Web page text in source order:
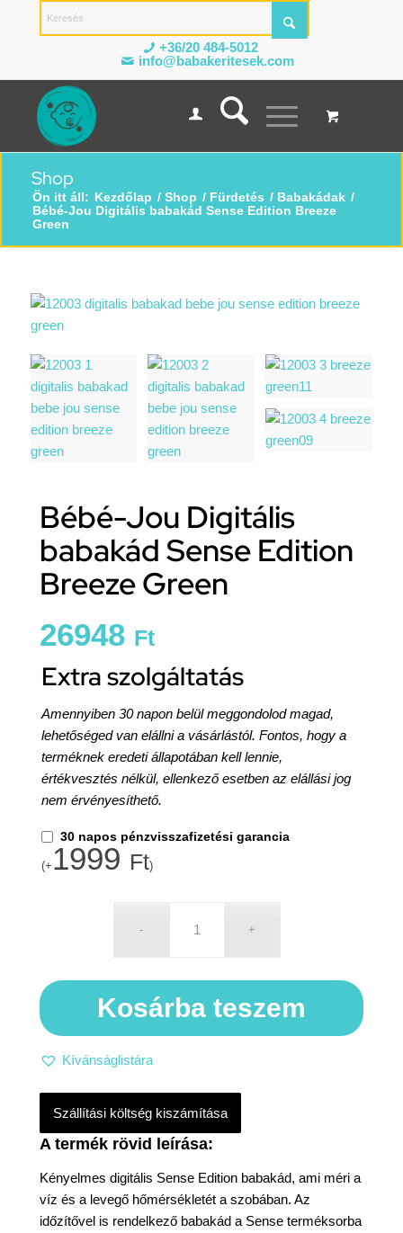
+36/20 484-5012
info@babakeritesek.com
Shop
Ön itt áll: Kezdőlap / Shop / Fürdetés / Babakádak /
Bébé-Jou Digitális babakád Sense Edition Breeze
Green
Bébé-Jou Digitális
babakád Sense Edition
Breeze Green
26948 Ft
Kényelmes digitális Sense Edition babakád, ami méri a
víz és a levegő hőmérsékletét a szobában. Az
időzítővel is rendelkező babakád a Sense terméksorba
Extra szolgáltatás
Amennyiben 30 napon belül meggondolod magad,
lehetőséged van elállni a vásárlástól. Fontos, hogy a
terméknek eredeti állapotában kell lennie,
értékvesztés nélkül, ellenkező esetben az elállási jog
nem érvényesíthető.
30 napos pénzvisszafizetési garancia
(+ 1999 Ft)
Kosárba teszem
Kívánságlistára
Szállítási költség kiszámítása